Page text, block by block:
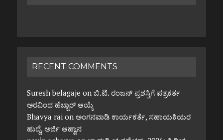
RECENT COMMENTS
Suresh belagaje on ಬಿ.ಟಿ. ರಂಜನ್ ಪ್ರಶಸ್ತಿಗೆ ಪತ್ರಕರ್ತ
ಅರವಿಂದ ಹೆಬ್ಬಾರ್ ಆಯ್ಕೆ
Bhavya raion ಅಂಗನವಾಡಿ ಕಾರ್ಯಕರ್ತೆ, ಸಹಾಯಕಿಯರ
ಹುದ್ದೆ, ಅರ್ಜಿ ಆಹ್ವಾನ